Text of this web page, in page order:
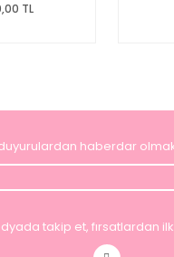
TL
haberdar
takip et, fırsatlardan